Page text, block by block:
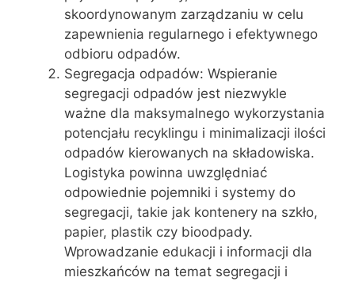
skoordynowanym zarządzaniu w celu
zapewnienia regularnego i efektywnego
odbioru odpadów.
Segregacja odpadów: Wspieranie
segregacji odpadów jest niezwykle
ważne dla maksymalnego wykorzystania
potencjału recyklingu i minimalizacji ilości
odpadów kierowanych na składowiska.
Logistyka powinna uwzględniać
odpowiednie pojemniki i systemy do
segregacji, takie jak kontenery na szkło,
papier, plastik czy bioodpady.
Wprowadzanie edukacji i informacji dla
mieszkańców na temat segregacji i